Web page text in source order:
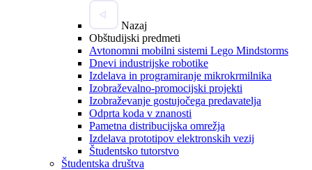
Nazaj
Obštudijski predmeti
Avtonomni mobilni sistemi Lego Mindstorms
Dnevi industrijske robotike
Izdelava in programiranje mikrokrmilnika
Izobraževalno-promocijski projekti
Izobraževanje gostujočega predavatelja
Odprta koda v znanosti
Pametna distribucijska omrežja
Izdelava prototipov elektronskih vezij
Študentsko tutorstvo
Študentska društva